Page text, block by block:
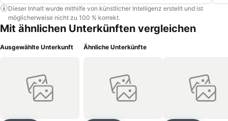
Dieser Inhalt wurde mithilfe von künstlicher Intelligenz erstellt und ist
möglicherweise nicht zu 100 % korrekt.
Mit ähnlichen Unterkünften vergleichen
Ausgewählte Unterkunft Ähnliche Unterkünfte